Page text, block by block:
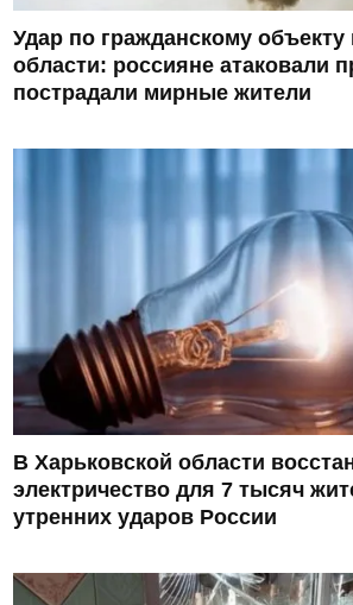
Удар по гражданскому объекту
области: россияне атаковали
пострадали мирные жители
В Харьковской области
электричество для 7 тысяч
утренних ударов России